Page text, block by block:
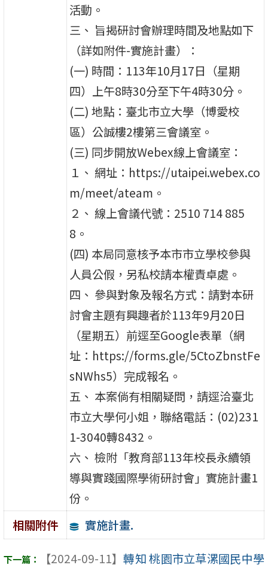
活動。
三、 旨揭研討會辦理時間及地點如下
（詳如附件-實施計畫）：
(一) 時間：113年10月17日（星期
四）上午8時30分至下午4時30分。
(二) 地點：臺北市立大學（博愛校
區）公誠樓2樓第三會議室。
(三) 同步開放Webex線上會議室：
１、 網址：https://utaipei.webex.co
m/meet/ateam。
２、 線上會議代號：2510 714 885
8。
(四) 本局同意核予本市市立學校參與
人員公假，另私校請本權責卓處。
四、 參與對象及報名方式：請對本研
討會主題有興趣者於113年9月20日
（星期五）前逕至Google表單（網
址：https://forms.gle/5CtoZbnstFe
sNWhs5）完成報名。
五、 本案倘有相關疑問，請逕洽臺北
市立大學何小姐，聯絡電話：(02)231
1-3040轉8432。
六、 檢附「教育部113年校長永續領
導與實踐國際學術研討會」實施計畫1
份。
相關附件
實施計畫.
【2024-09-11】 轉知 桃園市立草漯國民中學